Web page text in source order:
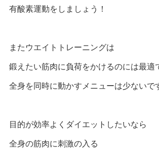
有酸素運動をしましょう！
またウエイトトレーニングは
鍛えたい筋肉に負荷をかけるのには最適
全身を同時に動かすメニューは少ないで
目的が効率よくダイエットしたいなら
全身の筋肉に刺激の入る